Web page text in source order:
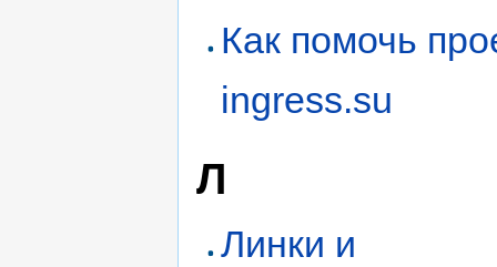
Как помочь
ingress.su
Л
Линки и